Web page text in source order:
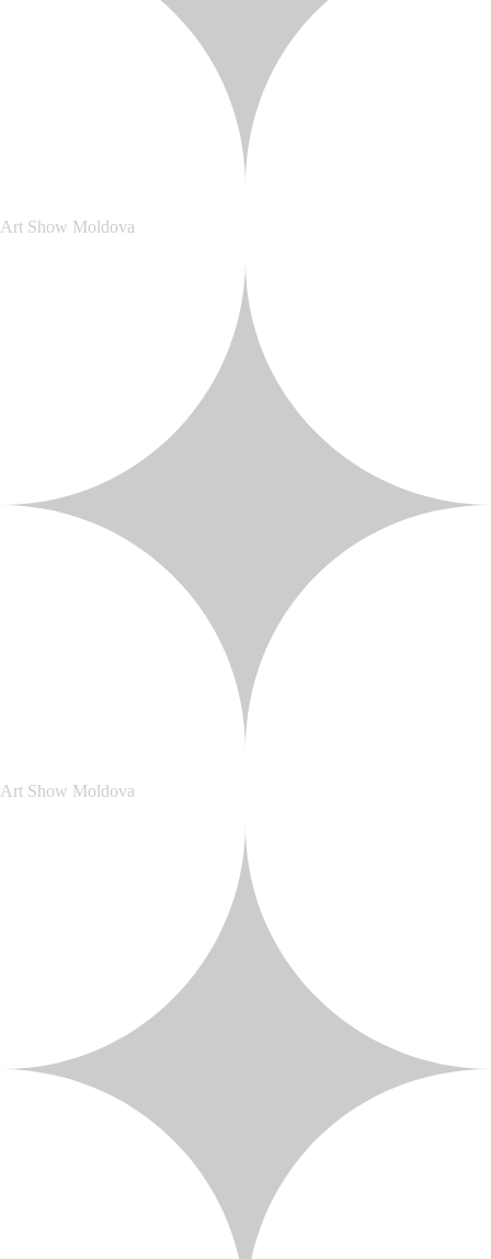
Art Show Moldova
Art Show Moldova